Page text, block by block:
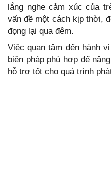
lắng nghe cảm xúc của
vấn đề một cách kịp thời,
đọng lại qua đêm.
Việc quan tâm đến hành
biện pháp phù hợp để
hỗ trợ tốt cho quá trình